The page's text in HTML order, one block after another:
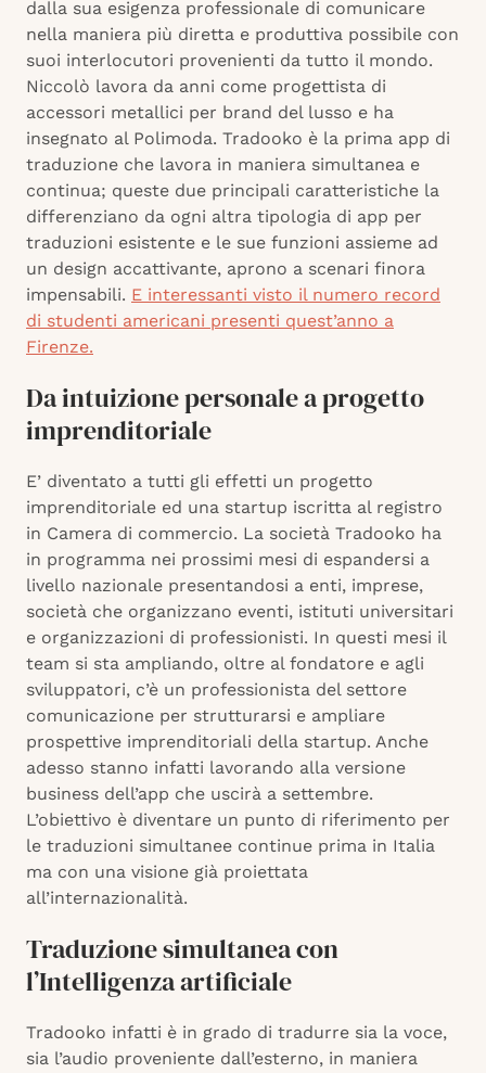
dalla sua esigenza professionale di comunicare
nella maniera più diretta e produttiva possibile con
suoi interlocutori provenienti da tutto il mondo.
Niccolò lavora da anni come progettista di
accessori metallici per brand del lusso e ha
insegnato al Polimoda. Tradooko è la prima app di
traduzione che lavora in maniera simultanea e
continua; queste due principali caratteristiche la
differenziano da ogni altra tipologia di app per
traduzioni esistente e le sue funzioni assieme ad
un design accattivante, aprono a scenari finora
impensabili. E interessanti visto il numero record
di studenti americani presenti quest’anno a
Firenze.
Da intuizione personale a progetto
imprenditoriale
E’ diventato a tutti gli effetti un progetto
imprenditoriale ed una startup iscritta al registro
in Camera di commercio. La società Tradooko ha
in programma nei prossimi mesi di espandersi a
livello nazionale presentandosi a enti, imprese,
società che organizzano eventi, istituti universitari
e organizzazioni di professionisti. In questi mesi il
team si sta ampliando, oltre al fondatore e agli
sviluppatori, c’è un professionista del settore
comunicazione per strutturarsi e ampliare
prospettive imprenditoriali della startup. Anche
adesso stanno infatti lavorando alla versione
business dell’app che uscirà a settembre.
L’obiettivo è diventare un punto di riferimento per
le traduzioni simultanee continue prima in Italia
ma con una visione già proiettata
all’internazionalità.
Traduzione simultanea con
l’Intelligenza artificiale
Tradooko infatti è in grado di tradurre sia la voce,
sia l’audio proveniente dall’esterno, in maniera